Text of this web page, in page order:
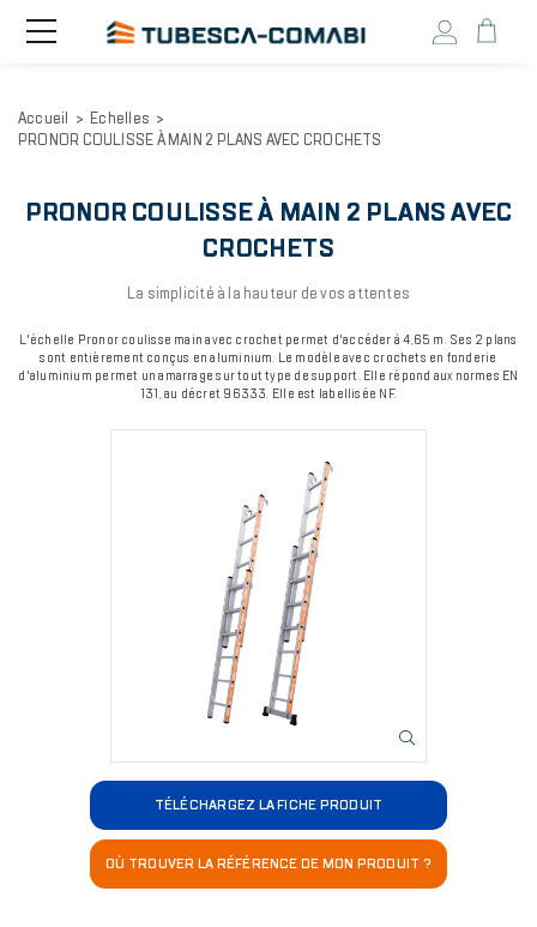
Aller
Toggle
navigation
Accueil
Echelles
PRONOR COULISSE À MAIN 2 PLANS AVEC CROCHETS
TÉLÉCHARGEZ LA FICHE PRODUIT
OÙ TROUVER LA RÉFÉRENCE DE MON PRODUIT ?
PRONOR COULISSE À MAIN 2 PLANS AVEC
CROCHETS
La simplicité à la hauteur de vos attentes
L'échelle Pronor coulisse main avec crochet permet d'accéder à 4,65 m. Ses 2 plans
sont entièrement conçus en aluminium. Le modèle avec crochets en fonderie
d'aluminium permet un amarrage sur tout type de support. Elle répond aux normes EN
131, au décret 96333. Elle est labellisée NF.